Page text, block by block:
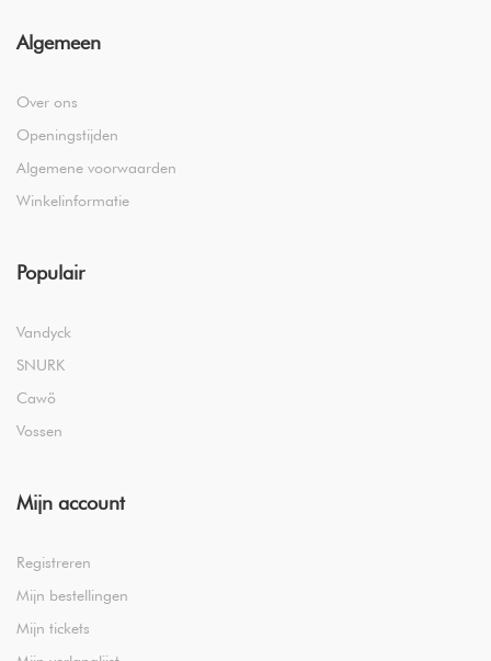
Algemeen
Over ons
Openingstijden
Algemene voorwaarden
Winkelinformatie
Populair
Vandyck
SNURK
Cawö
Vossen
Mijn account
Registreren
Mijn bestellingen
Mijn tickets